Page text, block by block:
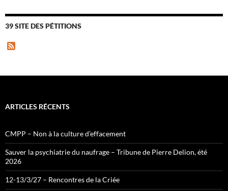
39 SITE DES PÉTITIONS
ARTICLES RÉCENTS
CMPP – Non à la culture d’effacement
Sauver la psychiatrie du naufrage – Tribune de Pierre Delion, été
2026
12-13/3/27 – Rencontres de la Criée